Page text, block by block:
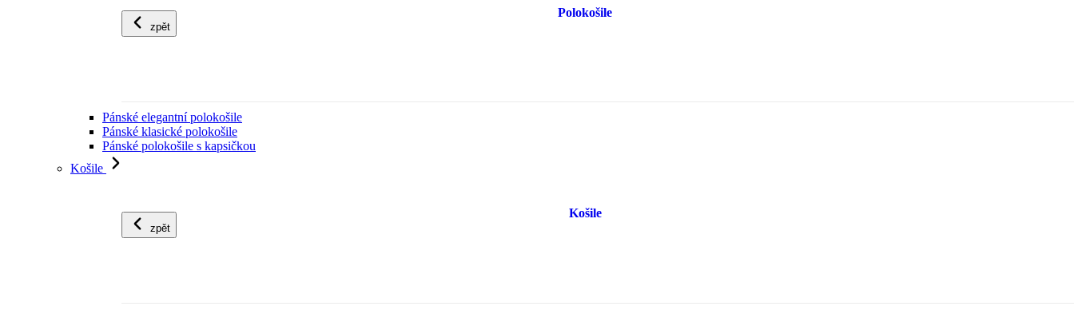
zpět
Polokošile
Pánské elegantní polokošile
Pánské klasické polokošile
Pánské polokošile s kapsičkou
Košile
zpět
Košile